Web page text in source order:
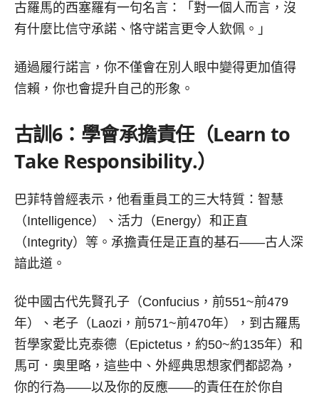
古羅馬的西塞羅有一句名言：「對一個人而言，沒
有什麼比信守承諾、恪守諾言更令人欽佩。」
通過履行諾言，你不僅會在別人眼中變得更加值得
信賴，你也會提升自己的形象。
古訓6：學會承擔責任（Learn to
Take Responsibility.）
巴菲特曾經表示，他看重員工的三大特質：智慧
（Intelligence）、活力（Energy）和正直
（Integrity）等。承擔責任是正直的基石——古人深
諳此道。
從中國古代先賢孔子（Confucius，前551~前479
年）、老子（Laozi，前571~前470年），到古羅馬
哲學家愛比克泰德（Epictetus，約50~約135年）和
馬可．奧里略，這些中、外經典思想家們都認為，
你的行為——以及你的反應——的責任在於你自